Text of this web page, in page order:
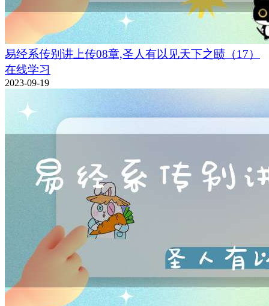
易经系传别讲上传08章,圣人有以见天下之赜（17）
在线学习
2023-09-19